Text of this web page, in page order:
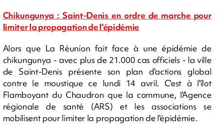
Chikungunya : Saint-Denis en ordre de marche pour
limiter la propagation de l'épidémie
Alors que La Réunion fait face à une épidémie de
chikungunya - avec plus de 21.000 cas officiels - la ville
de Saint-Denis présente son plan d'actions global
contre le moustique ce lundi 14 avril. C'est à l'îlot
Flamboyant du Chaudron que la commune, l'Agence
régionale de santé (ARS) et les associations se
mobilisent pour limiter la propagation de l'épidémie.